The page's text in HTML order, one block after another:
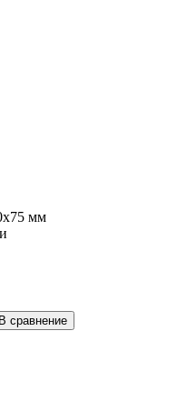
мм
сравнение